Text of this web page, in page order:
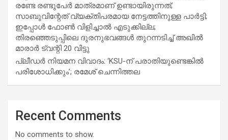
രണ്ടേ രണ്ടുപേര്‍ മാത്രമാണ് ഉണ്ടായിരുന്നത്;
സാബുവിന്റേത് വ്യക്തിപരമായ നേട്ടത്തിനുള്ള പാര്‍ട്ടി;
ഇപ്പോള്‍ ഫോണ്‍ വിളിച്ചാല്‍ എടുക്കില്ല;
തിരഞ്ഞെടുപ്പിലെ ദുരനുഭവങ്ങള്‍ തുറന്നടിച്ച് അഖില്‍
മാരാര്‍ ട്വന്റി 20 വിട്ടു
പ്ലീഡർ നിയമന വിവാദം: ‘KSU-ന് പരാതിയുണ്ടെങ്കിൽ
പരിശോധിക്കും’; രമേശ് ചെന്നിത്തല
Recent Comments
No comments to show.